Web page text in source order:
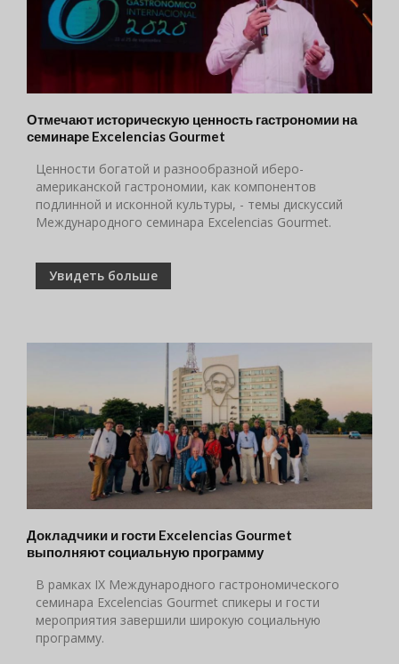
Отмечают историческую ценность гастрономии на
семинаре Excelencias Gourmet
Ценности богатой и разнообразной иберо-
американской гастрономии, как компонентов
подлинной и исконной культуры, - темы дискуссий
Международного семинара Excelencias Gourmet.
Увидеть больше
Докладчики и гости Excelencias Gourmet
выполняют социальную программу
В рамках IX Международного гастрономического
семинара Excelencias Gourmet спикеры и гости
мероприятия завершили широкую социальную
программу.